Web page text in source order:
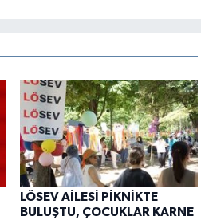
LÖSEV AİLESİ PİKNİKTE
BULUŞTU, ÇOCUKLAR KARNE